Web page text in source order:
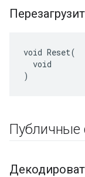
void Reset(
  void
)
Публичные